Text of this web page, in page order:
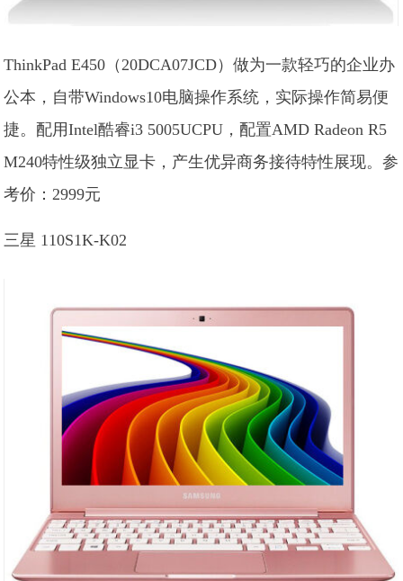
ThinkPad E450（20DCA07JCD）做为一款轻巧的企业办
公本，自带Windows10电脑操作系统，实际操作简易便
捷。配用Intel酷睿i3 5005UCPU，配置AMD Radeon R5
M240特性级独立显卡，产生优异商务接待特性展现。参
考价：2999元
三星 110S1K-K02